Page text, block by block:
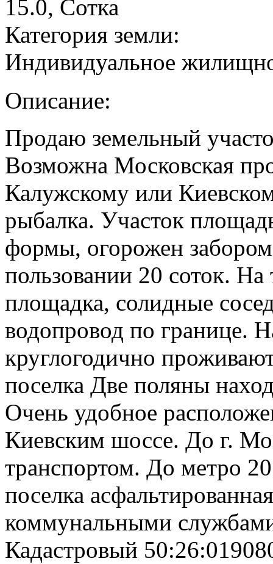
15.0, Сотка
Категория земли:
Индивидуальное
Описание:
Продаю земельный
Возможна Московская
Калужскому или
рыбалка. Участок
формы, огорожен
пользовании 20 соток. На
площадка, солидные
водопровод по границе.
круглогодично
поселка Две поляны
Очень удобное
Киевским шоссе. До г.
транспортом. До метро
поселка
коммунальными
Кадастровый